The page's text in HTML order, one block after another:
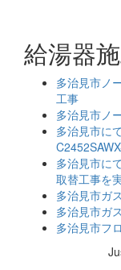
給湯器
多治見市ノ
工事
多治見市ノ
多治見市に
多治見市に
取替工事を
多治見市ガ
多治見市ガ
多治見市フ